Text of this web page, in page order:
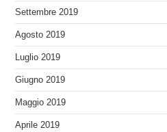
Settembre 2019
Agosto 2019
Luglio 2019
Giugno 2019
Maggio 2019
Aprile 2019